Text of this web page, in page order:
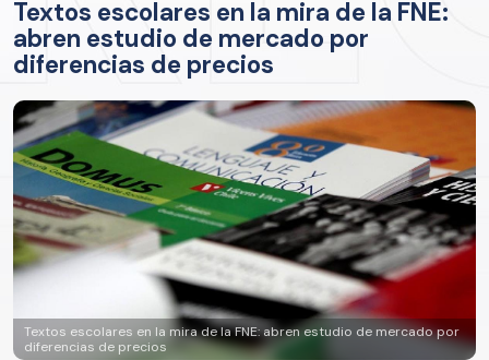
Textos escolares en la mira de la FNE:
abren estudio de mercado por
diferencias de precios
Textos escolares en la mira de la FNE: abren estudio de mercado por
diferencias de precios